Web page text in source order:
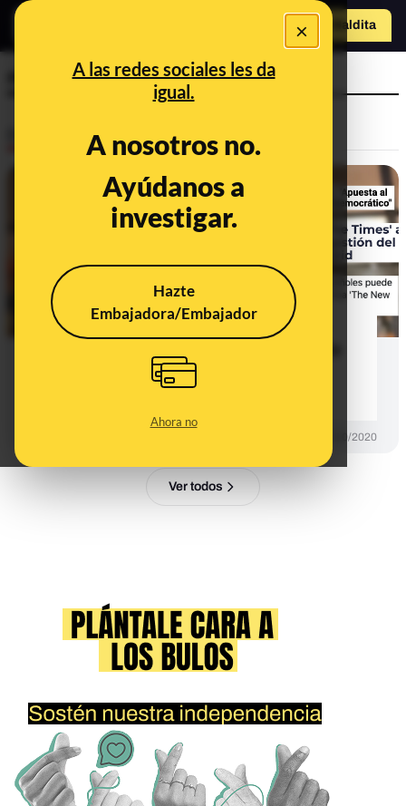
×
A las redes sociales les da
igual.
A nosotros no.
Ayúdanos a
investigar.
Hazte
Embajadora/Embajador
Ahora no
Hazte Maldita
medio de comunicación
Por qué confundir la opinión de un
en el que escribe crea bulos y
desinformaciones
15/10/2020
Ver todos